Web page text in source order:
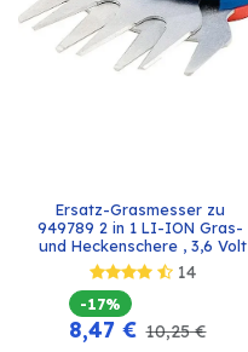
Ersatz-Grasmesser zu
949789 2 in 1 LI-ION Gras-
und Heckenschere , 3,6 Volt
14
-17%
8,47€ 10,25€